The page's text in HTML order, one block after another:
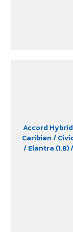
Accord
Caribian/
/ Elantra (1.8)